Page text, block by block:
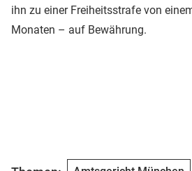
ihn zu einer Freiheitsstrafe von
Monaten – auf Bewährung.